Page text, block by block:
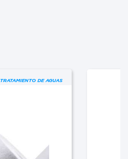
TRATAMIENTO DE AGUAS